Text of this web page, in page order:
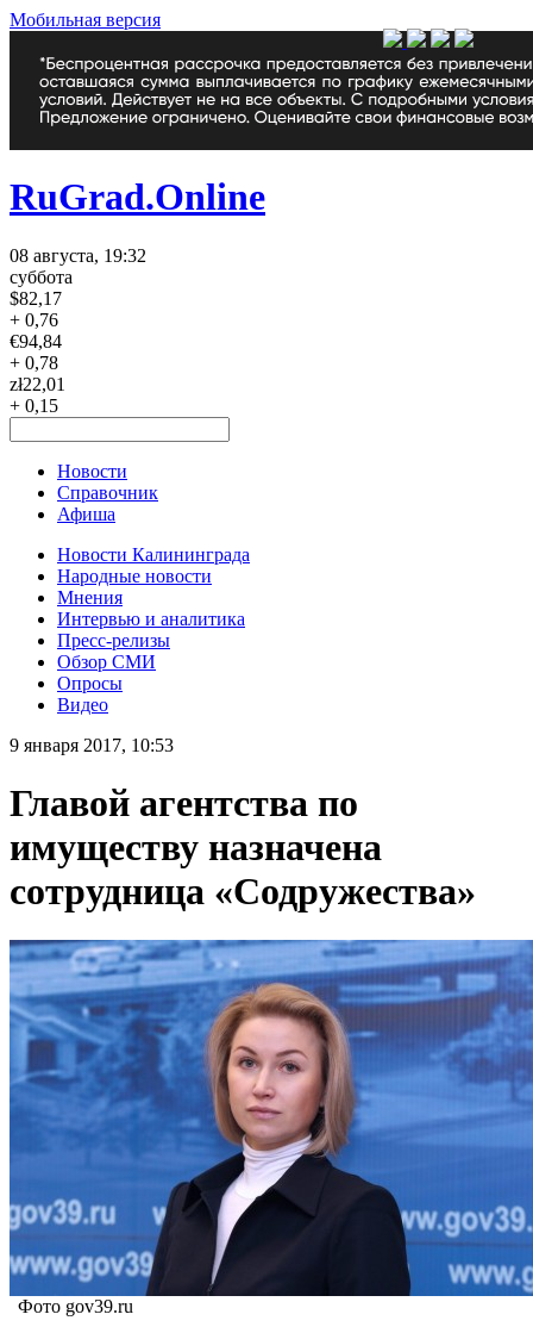
Мобильная версия
RuGrad.Online
08 августа, 19:32
суббота
$82,17
+ 0,76
€94,84
+ 0,78
zł22,01
+ 0,15
Новости
Справочник
Афиша
Новости Калининграда
Народные новости
Мнения
Интервью и аналитика
Пресс-релизы
Обзор СМИ
Опросы
Видео
9 января 2017, 10:53
Главой агентства по
имуществу назначена
сотрудница «Содружества»
Фото gov39.ru